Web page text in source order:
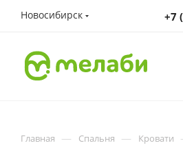
Новосибирск +7
Главная — Спальня — Кровати